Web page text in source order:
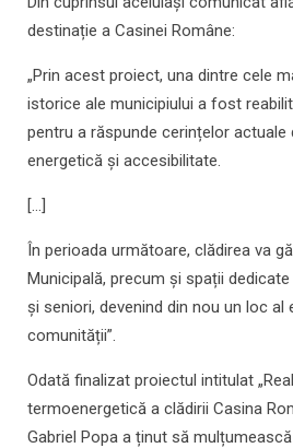
destinație a Casinei Române:
„Prin acest proiect, una dintre cele
istorice ale municipiului a fost
pentru a răspunde cerințelor
energetică și accesibilitate.
[…]
În perioada următoare, clădirea va
Municipală, precum și spații
și seniori, devenind din nou un loc al
comunității”.
Odată finalizat proiectul intitulat
termoenergetică a clădirii Casina
Gabriel Popa a ținut să